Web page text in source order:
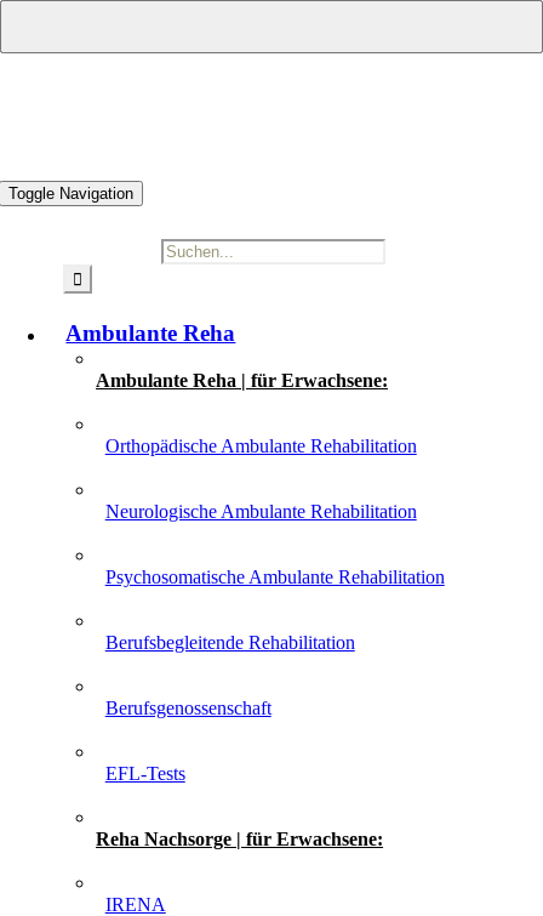
Toggle Navigation
Ambulante Reha
Ambulante Reha | für Erwachsene:
Orthopädische Ambulante Rehabilitation
Neurologische Ambulante Rehabilitation
Psychosomatische Ambulante Rehabilitation
Berufsbegleitende Rehabilitation
Berufsgenossenschaft
EFL-Tests
Reha Nachsorge | für Erwachsene:
IRENA